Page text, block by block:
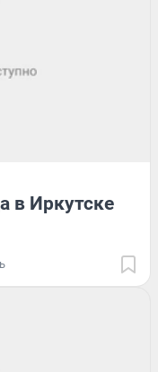
в Иркутске